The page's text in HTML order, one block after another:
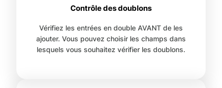
Contrôle des doublons
Vérifiez les entrées en double AVANT de les
ajouter. Vous pouvez choisir les champs dans
lesquels vous souhaitez vérifier les doublons.